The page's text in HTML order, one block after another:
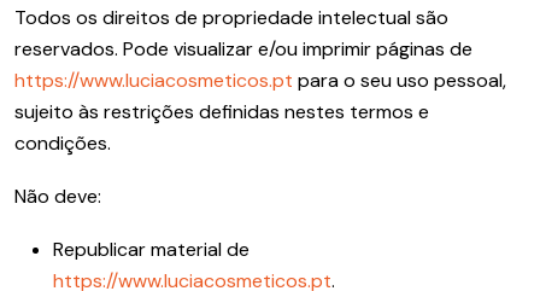
Todos os direitos de propriedade intelectual são
reservados. Pode visualizar e/ou imprimir páginas de
https://www.luciacosmeticos.pt para o seu uso pessoal,
sujeito às restrições definidas nestes termos e
condições.
Não deve:
Republicar material de
https://www.luciacosmeticos.pt.